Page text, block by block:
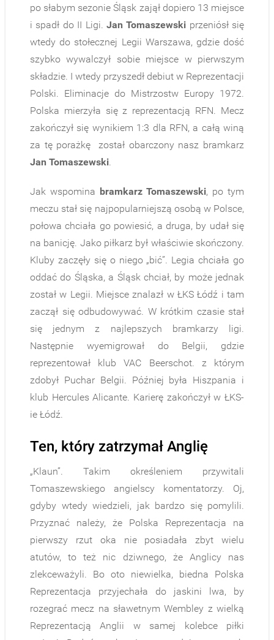
po słabym sezonie Śląsk zajął dopiero 13 miejsce
i spadł do II Ligi. Jan Tomaszewski przeniósł się
wtedy do stołecznej Legii Warszawa, gdzie dość
szybko wywalczył sobie miejsce w pierwszym
składzie. I wtedy przyszedł debiut w Reprezentacji
Polski. Eliminacje do Mistrzostw Europy 1972.
Polska mierzyła się z reprezentacją RFN. Mecz
zakończył się wynikiem 1:3 dla RFN, a całą winą
za tę porażkę został obarczony nasz bramkarz
Jan Tomaszewski
Jak wspomina bramkarz Tomaszewski, po tym
meczu stał się najpopularniejszą osobą w Polsce,
połowa chciała go powiesić, a druga, by udał się
na banicję. Jako piłkarz był właściwie skończony.
Kluby zaczęły się o niego „bić”. Legia chciała go
oddać do Śląska, a Śląsk chciał, by może jednak
został w Legii. Miejsce znalazł w ŁKS Łódź i tam
zaczął się odbudowywać. W krótkim czasie stał
się jednym z najlepszych bramkarzy ligi.
Następnie wyemigrował do Belgii, gdzie
reprezentował klub VAC Beerschot. z którym
zdobył Puchar Belgii. Później była Hiszpania i
klub Hercules Alicante. Karierę zakończył w ŁKS-
ie Łódź.
Ten, który zatrzymał Anglię
„Klaun”. Takim określeniem przywitali
Tomaszewskiego angielscy komentatorzy. Oj,
gdyby wtedy wiedzieli, jak bardzo się pomylili.
Przyznać należy, że Polska Reprezentacja na
pierwszy rzut oka nie posiadała zbyt wielu
atutów, to też nic dziwnego, że Anglicy nas
zlekceważyli. Bo oto niewielka, biedna Polska
Reprezentacja przyjechała do jaskini lwa, by
rozegrać mecz na sławetnym Wembley z wielką
Reprezentacją Anglii w samej kolebce piłki